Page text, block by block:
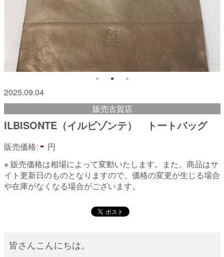
2025.09.04
販売古賀店
ILBISONTE（イルビゾンテ） トートバッグ
販売価格: - 円
※ 販売価格は相場によって変動いたします。また、商品はサ
イト更新日のものとなりますので、価格の変更が生じる場合
や在庫がなくなる場合がございます。
皆さんこんにちは。